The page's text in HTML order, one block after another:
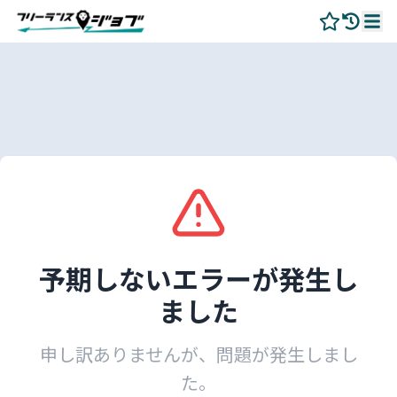
予期しないエラーが発生し
ました
申し訳ありませんが、問題が発生しまし
た。